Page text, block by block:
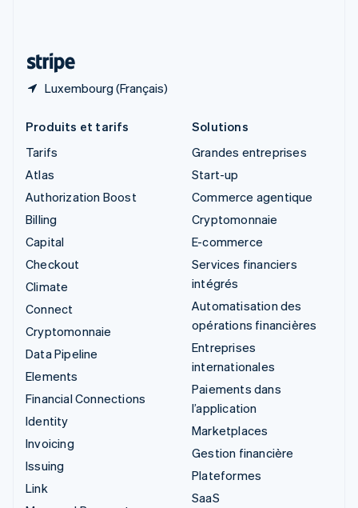
Luxembourg (Français)
Produits et tarifs
Tarifs
Atlas
Authorization Boost
Billing
Capital
Checkout
Climate
Connect
Cryptomonnaie
Data Pipeline
Elements
Financial Connections
Identity
Invoicing
Issuing
Link
Solutions
Grandes entreprises
Start-up
Commerce agentique
Cryptomonnaie
E-commerce
Services financiers
intégrés
Automatisation des
opérations financières
Entreprises
internationales
Paiements dans
l’application
Marketplaces
Gestion financière
Plateformes
SaaS